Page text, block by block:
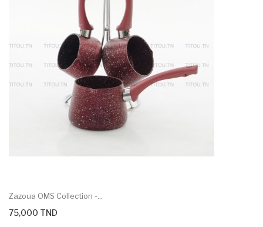
Zazoua OMS Collection -...
75,000 TND